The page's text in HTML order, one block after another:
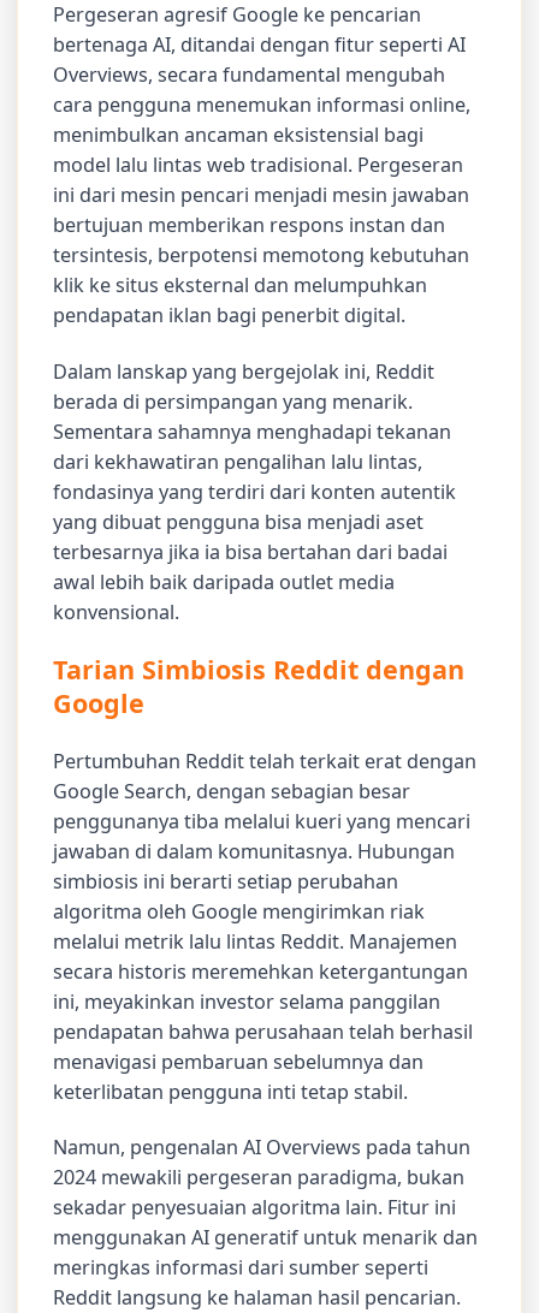
Pergeseran agresif Google ke pencarian
bertenaga AI, ditandai dengan fitur seperti AI
Overviews, secara fundamental mengubah
cara pengguna menemukan informasi online,
menimbulkan ancaman eksistensial bagi
model lalu lintas web tradisional. Pergeseran
ini dari mesin pencari menjadi mesin jawaban
bertujuan memberikan respons instan dan
tersintesis, berpotensi memotong kebutuhan
klik ke situs eksternal dan melumpuhkan
pendapatan iklan bagi penerbit digital.
Dalam lanskap yang bergejolak ini, Reddit
berada di persimpangan yang menarik.
Sementara sahamnya menghadapi tekanan
dari kekhawatiran pengalihan lalu lintas,
fondasinya yang terdiri dari konten autentik
yang dibuat pengguna bisa menjadi aset
terbesarnya jika ia bisa bertahan dari badai
awal lebih baik daripada outlet media
konvensional.
Tarian Simbiosis Reddit dengan
Google
Pertumbuhan Reddit telah terkait erat dengan
Google Search, dengan sebagian besar
penggunanya tiba melalui kueri yang mencari
jawaban di dalam komunitasnya. Hubungan
simbiosis ini berarti setiap perubahan
algoritma oleh Google mengirimkan riak
melalui metrik lalu lintas Reddit. Manajemen
secara historis meremehkan ketergantungan
ini, meyakinkan investor selama panggilan
pendapatan bahwa perusahaan telah berhasil
menavigasi pembaruan sebelumnya dan
keterlibatan pengguna inti tetap stabil.
Namun, pengenalan AI Overviews pada tahun
2024 mewakili pergeseran paradigma, bukan
sekadar penyesuaian algoritma lain. Fitur ini
menggunakan AI generatif untuk menarik dan
meringkas informasi dari sumber seperti
Reddit langsung ke halaman hasil pencarian.